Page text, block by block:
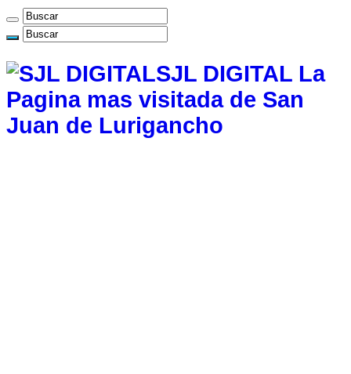
SJL DIGITAL La
Pagina mas visitada de San
Juan de Lurigancho